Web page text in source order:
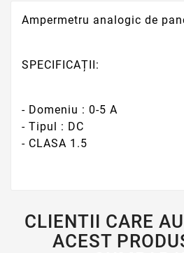
Ampermetru analogic de
SPECIFICAȚII:
- Domeniu : 0-5 A
- Tipul : DC
- CLASA 1.5
CLIENTII CARE
ACEST